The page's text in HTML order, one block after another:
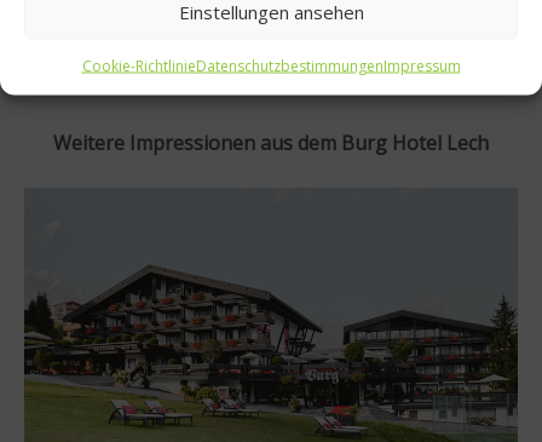
Einstellungen ansehen
Cookie-RichtlinieDatenschutzbestimmungenImpressum
Sie hier:www.burghotel-lech.com
Weitere Impressionen aus dem Burg Hotel Lech